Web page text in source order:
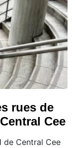
rues de
Cee
de Central Cee